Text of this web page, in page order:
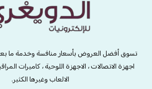
تسوق أفضل العروض بأسعار منافسة وخدمة ما بعد
اجهزة الاتصالات ، الاجهزة اللوحية ، كاميرات
الالعاب وغيرها الكثير.